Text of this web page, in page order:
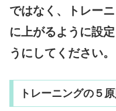
ではなく、トレー
に上がるように設
うにしてください。
トレーニングの５